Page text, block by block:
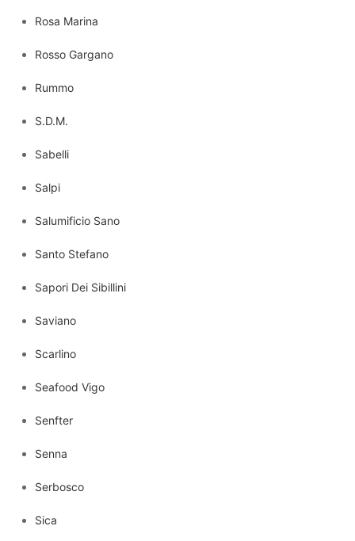
Rosa Marina
Rosso Gargano
Rummo
S.D.M.
Sabelli
Salpi
Salumificio Sano
Santo Stefano
Sapori Dei Sibillini
Saviano
Scarlino
Seafood Vigo
Senfter
Senna
Serbosco
Sica